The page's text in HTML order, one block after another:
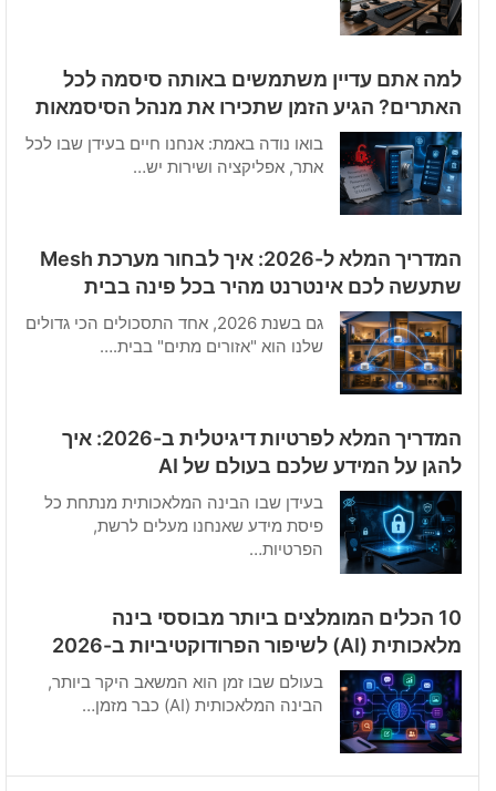
למה אתם עדיין משתמשים באותה סיסמה לכל
האתרים? הגיע הזמן שתכירו את מנהל הסיסמאות
בואו נודה באמת: אנחנו חיים בעידן שבו לכל
אתר, אפליקציה ושירות יש…
המדריך המלא ל-2026: איך לבחור מערכת Mesh
שתעשה לכם אינטרנט מהיר בכל פינה בבית
גם בשנת 2026, אחד התסכולים הכי גדולים
שלנו הוא "אזורים מתים" בבית.…
המדריך המלא לפרטיות דיגיטלית ב-2026: איך
להגן על המידע שלכם בעולם של AI
בעידן שבו הבינה המלאכותית מנתחת כל
פיסת מידע שאנחנו מעלים לרשת,
הפרטיות…
10 הכלים המומלצים ביותר מבוססי בינה
מלאכותית (AI) לשיפור הפרודוקטיביות ב-2026
בעולם שבו זמן הוא המשאב היקר ביותר,
הבינה המלאכותית (AI) כבר מזמן…